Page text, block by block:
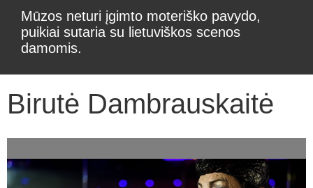
Mūzos neturi įgimto moteriško pavydo,
puikiai sutaria su lietuviškos scenos
damomis.
Birutė Dambrauskaitė